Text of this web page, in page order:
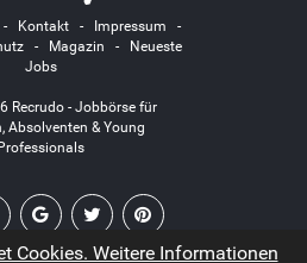
Kontakt- Impressum -
- Magazin -
Neueste
Jobs
Recrudo - Jobbörse für
Absolventen & Young
Cookies. Weitere Informationen